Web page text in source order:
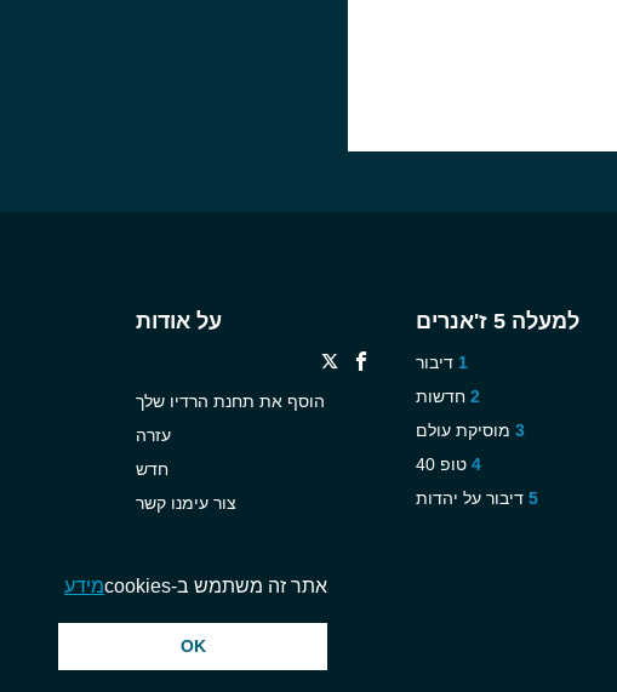
למעלה 5 ז'אנרים
דיבור
חדשות
מוסיקת עולם
טופ 40
דיבור על יהדות
על אודות
הוסף את תחנת הרדיו שלך
עזרה
חדש
צור עימנו קשר
אתר זה משתמש ב-cookies מידע
OK